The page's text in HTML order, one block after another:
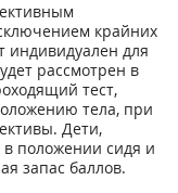
крайних
индивидуален для
рассмотрен в
тест,
тела, при
Дети,
положении сидя и
запас баллов.